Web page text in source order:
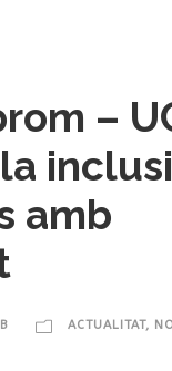
–
amb
ACTUALITAT,